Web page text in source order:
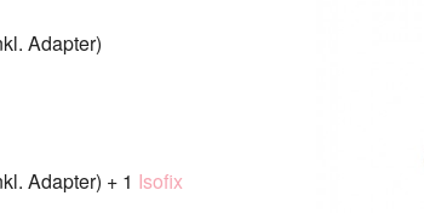
Adapter)
Adapter) + 1 Isofix